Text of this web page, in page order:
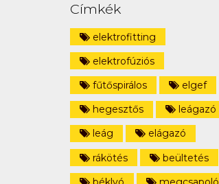
Címkék
elektrofitting
elektrofúziós
fűtőspirálos
elgef
hegesztős
leágazó
leág
elágazó
rákötés
beültetés